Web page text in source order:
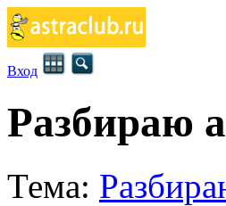
Вход
Разбираю
Тема: